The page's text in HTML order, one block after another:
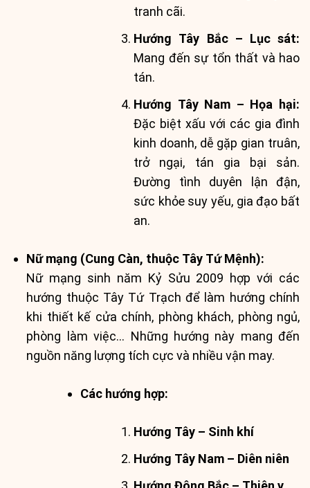
tranh cãi.
Hướng Tây Bắc – Lục sát:
Mang đến sự tổn thất và hao
tán.
Hướng Tây Nam – Họa hại:
Đặc biệt xấu với các gia đình
kinh doanh, dễ gặp gian truân,
trở ngại, tán gia bại sản.
Đường tình duyên lận đận,
sức khỏe suy yếu, gia đạo bất
an.
Nữ mạng (Cung Càn, thuộc Tây Tứ Mệnh):
Nữ mạng sinh năm Kỷ Sửu 2009 hợp với các
hướng thuộc Tây Tứ Trạch để làm hướng chính
khi thiết kế cửa chính, phòng khách, phòng ngủ,
phòng làm việc… Những hướng này mang đến
nguồn năng lượng tích cực và nhiều vận may.
Các hướng hợp:
Hướng Tây – Sinh khí
Hướng Tây Nam – Diên niên